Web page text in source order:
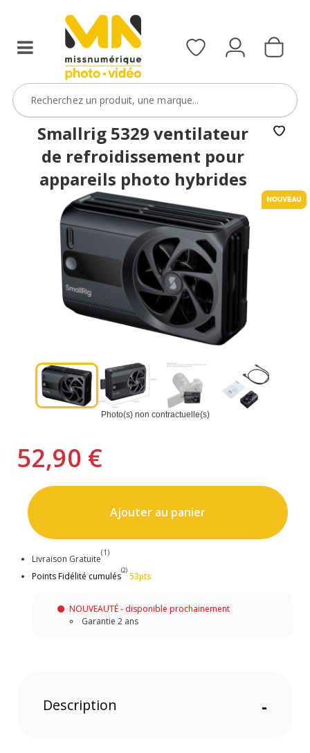
Smallrig 5329 ventilateur
de refroidissement pour
appareils photo hybrides
Photo(s) non contractuelle(s)
52,90 €
Ajouter au panier
Livraison Gratuite
(1)
Points Fidélité cumulés
(2)
53pts
NOUVEAUTÉ - disponible prochainement
Garantie 2 ans
Description -